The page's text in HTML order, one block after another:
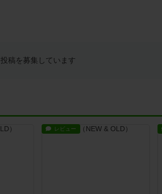
投稿を募集しています
レビュー